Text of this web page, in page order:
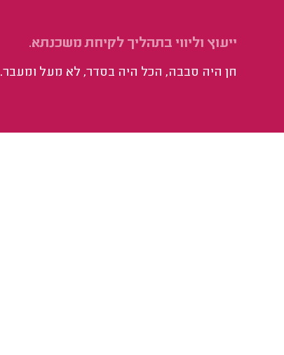
ייעוץ וליווי בתהליך לקיחת משכנתא.
חן היה סבבה, הכל היה בסדר, לא מעל ומעבר.